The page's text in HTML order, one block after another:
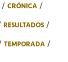
CRÓNICA
RESULTADOS
TEMPORADA